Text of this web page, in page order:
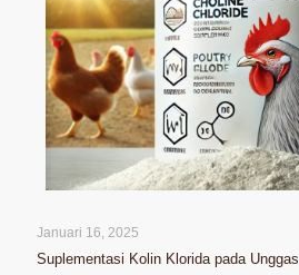
Januari 16, 2025
Suplementasi Kolin Klorida pada Unggas